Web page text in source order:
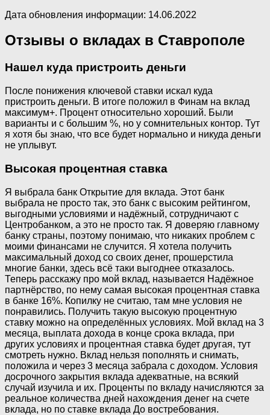
Дата обновления информации: 14.06.2022
Отзывы о вкладах в Ставрополе
Нашел куда пристроить деньги
После понижения ключевой ставки искал куда
пристроить деньги. В итоге положил в Финам на вклад
максимум+. Процент относительно хороший. Были
варианты и с большим %, но у сомнительных контор. Тут
я хотя бы знаю, что все будет нормально и никуда деньги
не уплывут.
Высокая процентная ставка
Я выбрала банк Открытие для вклада. Этот банк
выбрала не просто так, это банк с высоким рейтингом,
выгодными условиями и надёжный, сотрудничают с
Центробанком, а это не просто так. Я доверяю главному
банку страны, поэтому понимаю, что никаких проблем с
моими финансами не случится. Я хотела получить
максимальный доход со своих денег, прошерстила
многие банки, здесь всё таки выгоднее отказалось.
Теперь расскажу про мой вклад, называется Надёжное
партнёрство, по нему самая высокая процентная ставка
в банке 16%. Копилку не считаю, там мне условия не
понравились. Получить такую высокую процентную
ставку можно на определённых условиях. Мой вклад на 3
месяца, выплата дохода в конце срока вклада, при
других условиях и процентная ставка будет другая, тут
смотреть нужно. Вклад нельзя пополнять и снимать,
положила и через 3 месяца забрала с доходом. Условия
досрочного закрытия вклада адекватные, на всякий
случай изучила и их. Проценты по вкладу начисляются за
реальное количества дней нахождения денег на счете
вклада, но по ставке вклада До востребования.